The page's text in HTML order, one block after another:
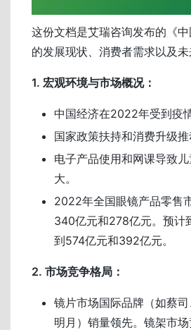
这份文档是艾瑞咨询发布的《
的发展现状、消费者需求以及
1. 宏观环境与市场概况：
中国经济在2022年受到疫
国家政策扶持和消费升级
电子产品使用和网课导致
大。
2022年全国眼镜产品零售
340亿元和278亿元。预计
到574亿元和392亿元。
2. 市场竞争格局：
镜片市场国际品牌（如蔡
明月）销量领先。镜架市场